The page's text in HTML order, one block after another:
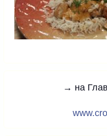
→ на